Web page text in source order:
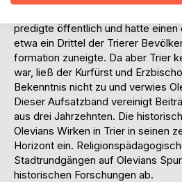
predigte öffentlich und hatte einen
etwa ein Drittel der Trierer
formation zuneigte. Da aber Trier
war, ließ der Kurfürst und
Bekenntnis nicht zu und verwies
Dieser Aufsatzband vereinigt
aus drei Jahrzehnten. Die
Olevians Wirken in Trier in seinen
Horizont ein.
Stadtrundgängen auf Olevians
historischen Forschungen ab.